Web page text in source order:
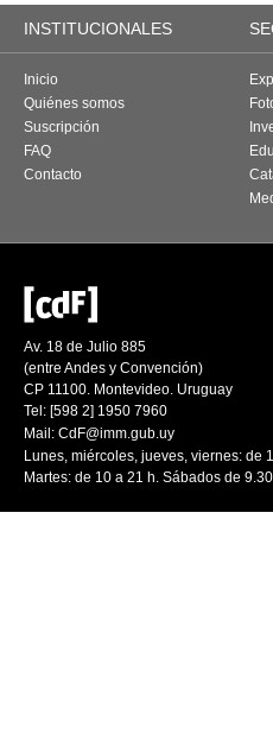
INSTITUCIONALES
Inicio
Quiénes somos
Suscripción
FAQ
Contacto
Av. 18 de Julio 885
(entre Andes y Convención)
CP 11100. Montevideo. Uruguay
Tel: [598 2] 1950 7960
Mail: CdF@imm.gub.uy
Lunes, miércoles, jueves, viernes: de
Martes: de 10 a 21 h. Sábados de